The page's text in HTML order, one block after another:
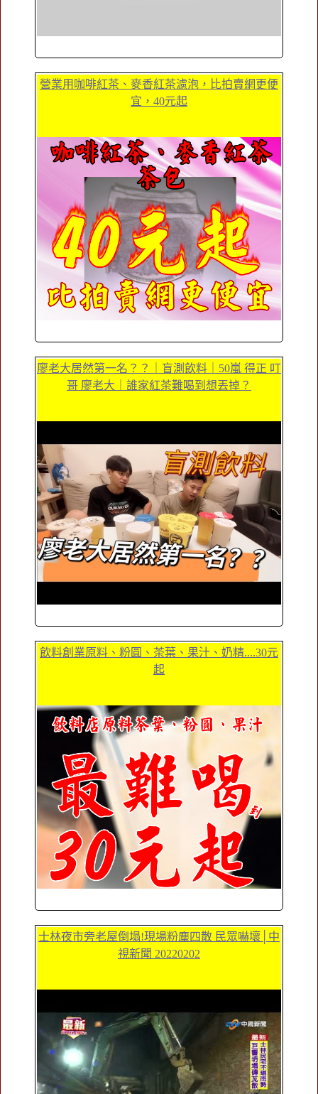
營業用咖啡紅茶、麥香紅茶濾泡，比拍賣網更便
宜，40元起
廖老大居然第一名？？｜盲測飲料｜50嵐 得正 叮
哥 廖老大｜誰家紅茶難喝到想丟掉？
飲料創業原料、粉圓、茶葉、果汁、奶精....30元
起
士林夜市旁老屋倒塌!現場粉塵四散 民眾嚇壞│中
視新聞 20220202